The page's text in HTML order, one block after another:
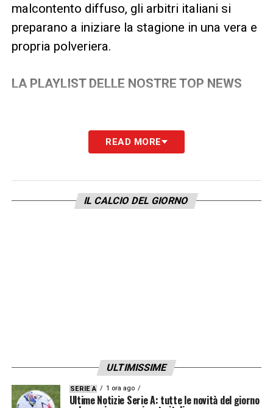
malcontento diffuso, gli arbitri italiani si
preparano a iniziare la stagione in una vera e
propria polveriera.
LA PLAYLIST DELLE NOSTRE TOP NEWS
READ MORE
IL CALCIO DEL GIORNO
ULTIMISSIME
SERIE A 1 ora ago
Ultime Notizie Serie A: tutte le novità del giorno